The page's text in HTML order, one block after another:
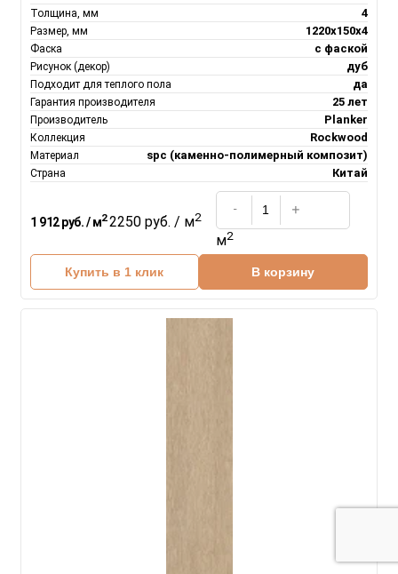
Толщина, мм 4
Размер, мм 1220х150х4
Фаска с фаской
Рисунок (декор) дуб
Подходит для теплого пола да
Гарантия производителя 25 лет
Производитель Planker
Коллекция Rockwood
Материал spc (каменно-полимерный композит)
Страна Китай
1 912 руб. / м22250 руб. / м2
м2
Купить в 1 клик В корзину